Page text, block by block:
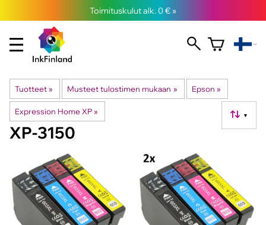
Toimituskulut alk. 0 € »
Tuotteet ‪» Musteet tulostimen mukaan ‪» Epson ‪»
Expression Home XP ‪» ▼
XP-3150